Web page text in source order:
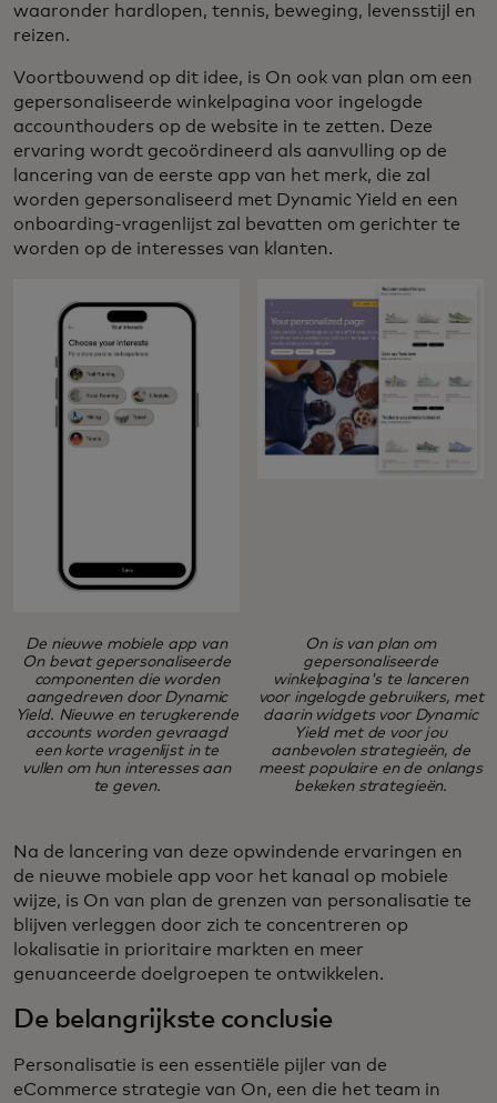
waaronder hardlopen, tennis, beweging, levensstijl en
reizen.
Voortbouwend op dit idee, is On ook van plan om een
gepersonaliseerde winkelpagina voor ingelogde
accounthouders op de website in te zetten. Deze
ervaring wordt gecoördineerd als aanvulling op de
lancering van de eerste app van het merk, die zal
worden gepersonaliseerd met Dynamic Yield en een
onboarding-vragenlijst zal bevatten om gerichter te
worden op de interesses van klanten.
De nieuwe mobiele app van
On bevat gepersonaliseerde
componenten die worden
aangedreven door Dynamic
Yield. Nieuwe en terugkerende
accounts worden gevraagd
een korte vragenlijst in te
vullen om hun interesses aan
te geven.
On is van plan om
gepersonaliseerde
winkelpagina's te lanceren
voor ingelogde gebruikers, met
daarin widgets voor Dynamic
Yield met de voor jou
aanbevolen strategieën, de
meest populaire en de onlangs
bekeken strategieën.
Na de lancering van deze opwindende ervaringen en
de nieuwe mobiele app voor het kanaal op mobiele
wijze, is On van plan de grenzen van personalisatie te
blijven verleggen door zich te concentreren op
lokalisatie in prioritaire markten en meer
genuanceerde doelgroepen te ontwikkelen.
De belangrijkste conclusie
Personalisatie is een essentiële pijler van de
eCommerce strategie van On, een die het team in